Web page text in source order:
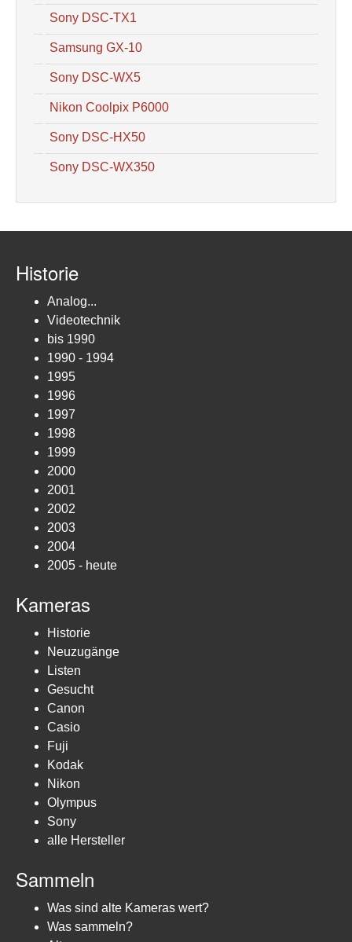
Sony DSC-TX1
Samsung GX-10
Sony DSC-WX5
Nikon Coolpix P6000
Sony DSC-HX50
Sony DSC-WX350
Historie
Analog...
Videotechnik
bis 1990
1990 - 1994
1995
1996
1997
1998
1999
2000
2001
2002
2003
2004
2005 - heute
Kameras
Historie
Neuzugänge
Listen
Gesucht
Canon
Casio
Fuji
Kodak
Nikon
Olympus
Sony
alle Hersteller
Sammeln
Was sind alte Kameras wert?
Was sammeln?